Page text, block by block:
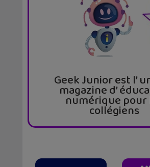
Geek Junior est l’
magazine d’
numérique pour
collégiens